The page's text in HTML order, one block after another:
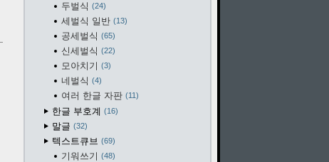
두벌식 24
세벌식 일반 13
공세벌식 65
신세벌식 22
모아치기 3
네벌식 4
여러 한글 자판 11
한글 부호계 16
말글 32
텍스트큐브 69
기워쓰기 48